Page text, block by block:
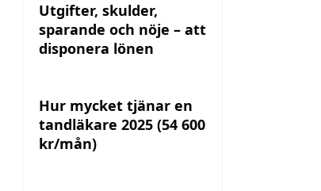
Utgifter, skulder,
sparande och nöje – att
disponera lönen
Hur mycket tjänar en
tandläkare 2025 (54 600
kr/mån)